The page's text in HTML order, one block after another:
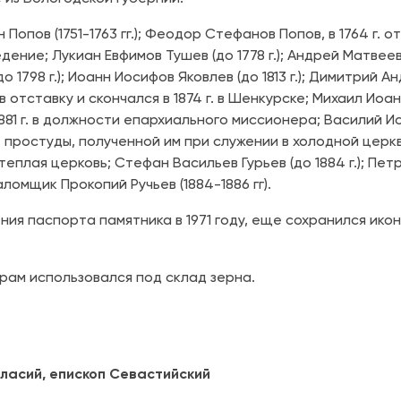
(1751-1763 гг.); Феодор Стефанов Попов, в 1764 г.
Лукиан Евфимов Тушев (до 1778 г.); Андрей
1798 г.); Иоанн Иосифов Яковлев (до 1813 г.); Димитрий
в отставку и скончался в 1874 г. в Шенкурске; Михаил
г. в должности епархиального миссионера; Василий
простуды, полученной им при служении в холодной
теплая церковь; Стефан Васильев Гурьев (до 1884 г.);
Прокопий Ручьев (1884-1886 гг).
паспорта памятника в 1971 году, еще сохранился
использовался под склад зерна.
епископ Севастийский